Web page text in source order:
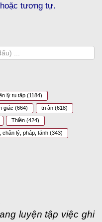
tương tự.
lý tu tập (1184)
giác (664) tri ân (618)
Thiền (424)
chân lý, pháp, tánh (343)
luyện tập việc ghi